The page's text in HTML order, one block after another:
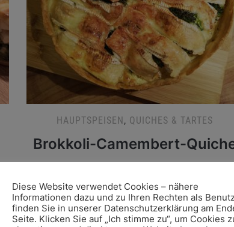
HAUPTSPEISEN, QUICHES & TARTES
Brokkoli-Camembert-
anderem Gemüse zubereiten.
Diese Website verwendet Cookies – nähere
Informationen dazu und zu Ihren Rechten als
finden Sie in unserer Datenschutzerklärung am
Seite. Klicken Sie auf „Ich stimme zu“, um Cookies